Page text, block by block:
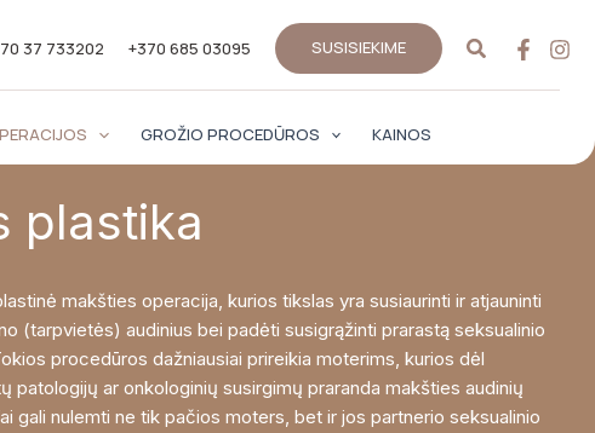
37 733202 +370 685 03095 SUSISIEKIME Paieška
GROŽIO PROCEDŪROS KAINOS
plastika
makšties operacija, kurios tikslas yra susiaurinti ir atjauninti
(tarpvietės) audinius bei padėti susigrąžinti prarastą seksualinio
procedūros dažniausiai prireikia moterims, kurios dėl
patologijų ar onkologinių susirgimų praranda makšties audinių
gali nulemti ne tik pačios moters, bet ir jos partnerio seksualinio